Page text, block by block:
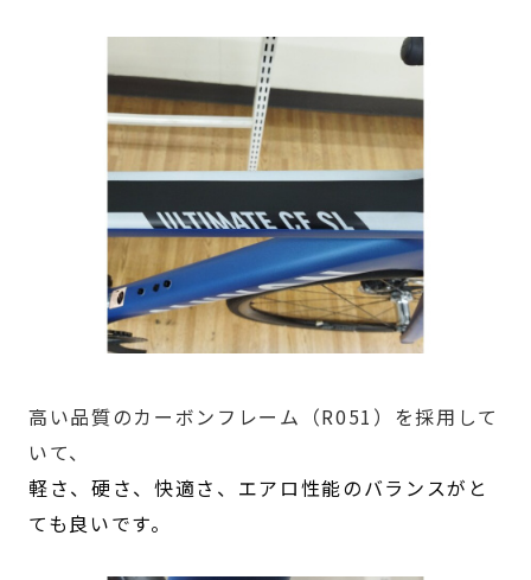
高い品質のカーボンフレーム（R051）を採用して
いて、
軽さ、硬さ、快適さ、エアロ性能のバランスがと
ても良いです。